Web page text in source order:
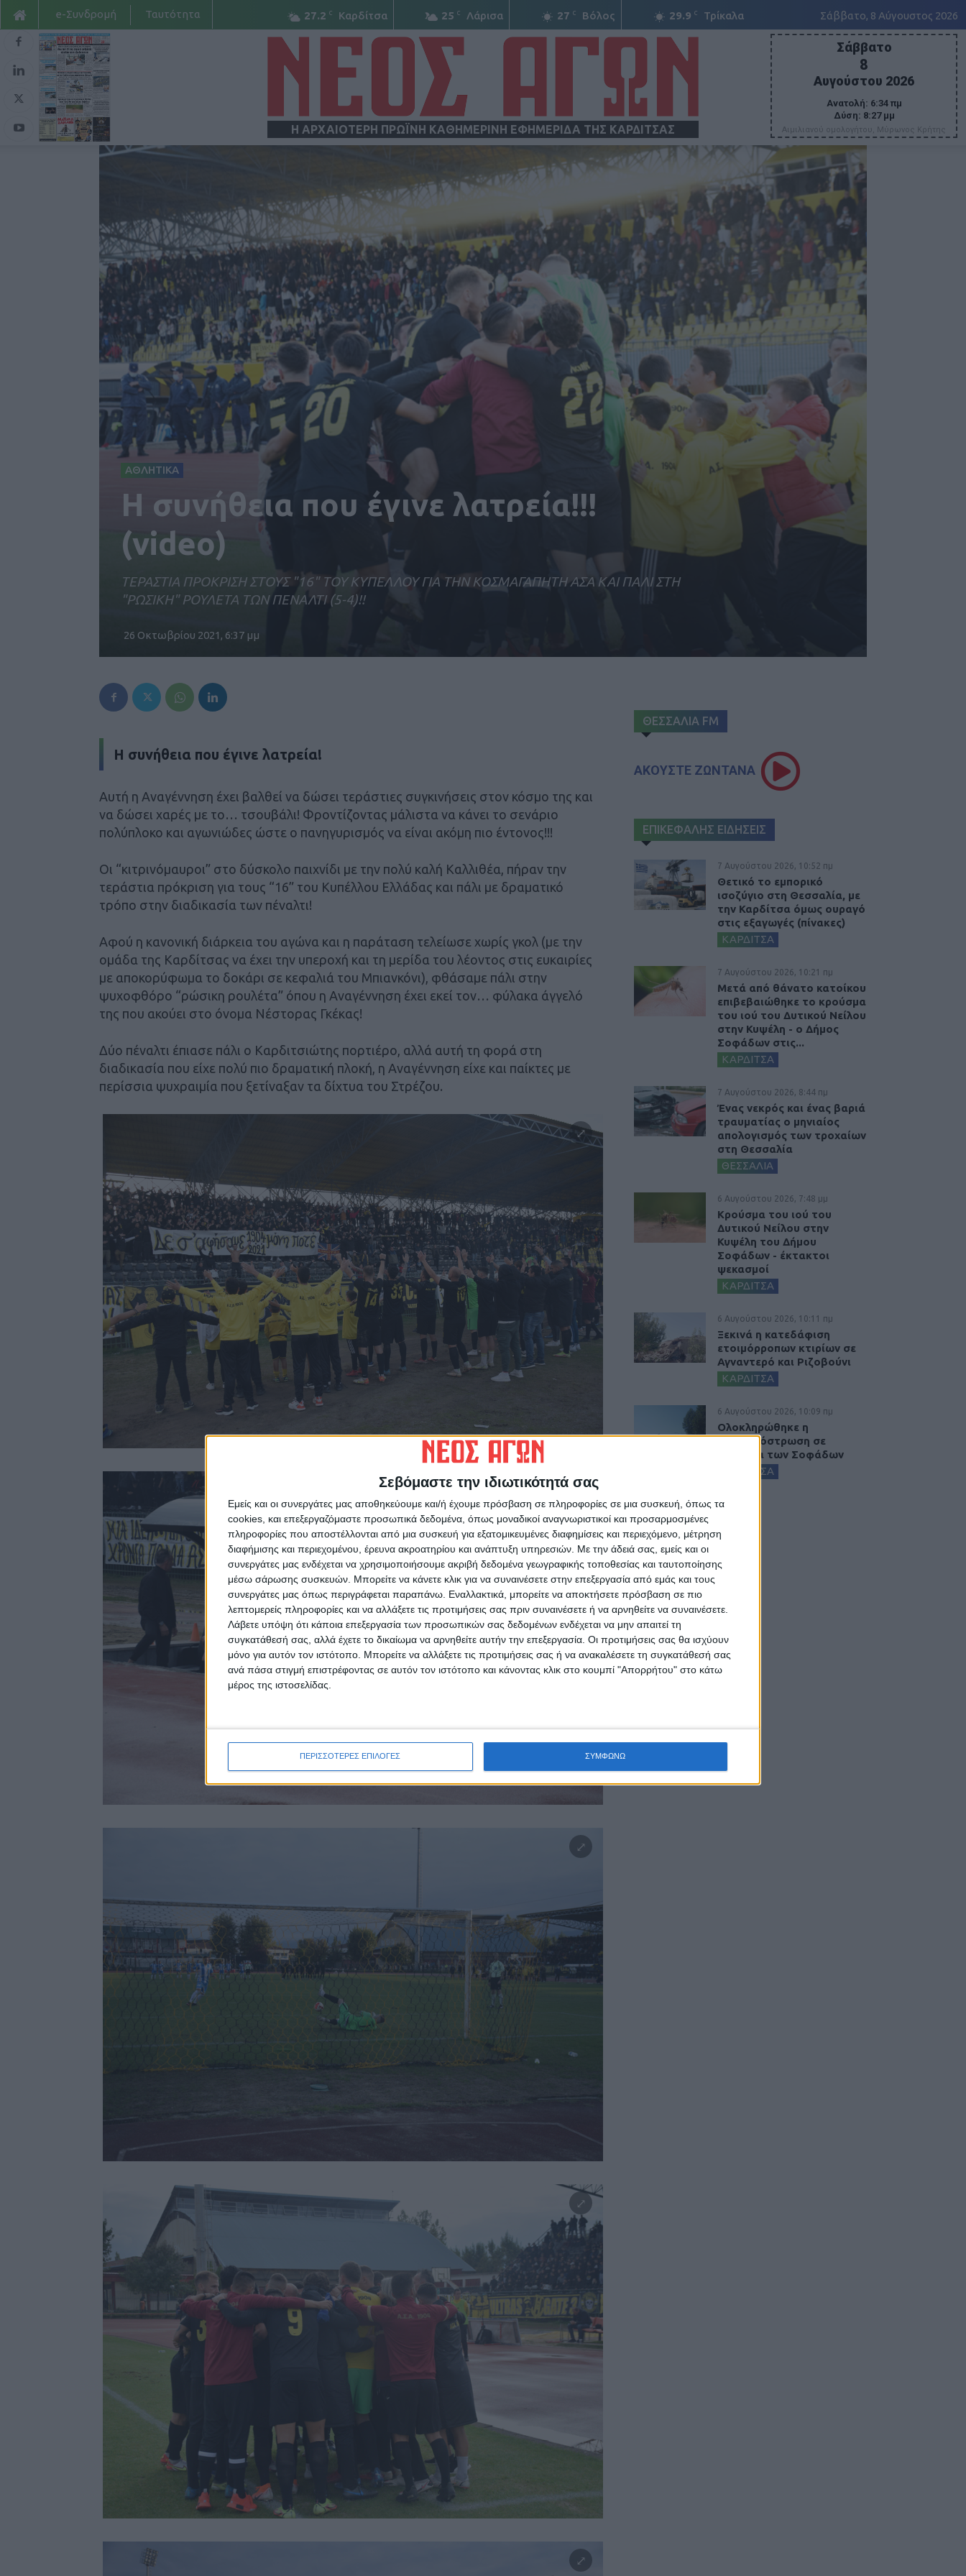
Σεβόμαστε την ιδιωτικότητά σας
Εμείς και οι συνεργάτες μας αποθηκεύουμε και/ή έχουμε πρόσβαση σε πληροφορίες σε μια συσκευή, όπως τα
cookies, και επεξεργαζόμαστε προσωπικά δεδομένα, όπως μοναδικοί αναγνωριστικοί και προσαρμοσμένες
πληροφορίες που αποστέλλονται από μια συσκευή για εξατομικευμένες διαφημίσεις και περιεχόμενο, μέτρηση
διαφήμισης και περιεχομένου, έρευνα ακροατηρίου και ανάπτυξη υπηρεσιών. Με την άδειά σας, εμείς και οι
συνεργάτες μας ενδέχεται να χρησιμοποιήσουμε ακριβή δεδομένα γεωγραφικής τοποθεσίας και ταυτοποίησης
μέσω σάρωσης συσκευών. Μπορείτε να κάνετε κλικ για να συναινέσετε στην επεξεργασία από εμάς και τους
συνεργάτες μας όπως περιγράφεται παραπάνω. Εναλλακτικά, μπορείτε να αποκτήσετε πρόσβαση σε πιο
λεπτομερείς πληροφορίες και να αλλάξετε τις προτιμήσεις σας πριν συναινέσετε ή να αρνηθείτε να συναινέσετε.
Λάβετε υπόψη ότι κάποια επεξεργασία των προσωπικών σας δεδομένων ενδέχεται να μην απαιτεί τη
συγκατάθεσή σας, αλλά έχετε το δικαίωμα να αρνηθείτε αυτήν την επεξεργασία. Οι προτιμήσεις σας θα ισχύουν
μόνο για αυτόν τον ιστότοπο. Μπορείτε να αλλάξετε τις προτιμήσεις σας ή να ανακαλέσετε τη συγκατάθεσή σας
ανά πάσα στιγμή επιστρέφοντας σε αυτόν τον ιστότοπο και κάνοντας κλικ στο κουμπί "Απορρήτου" στο κάτω
μέρος της ιστοσελίδας.
ΠΕΡΙΣΣΟΤΕΡΕΣ ΕΠΙΛΟΓΕΣ ΣΥΜΦΩΝΩ
27.2 C Καρδίτσα 25 C Λάρισα 27 C Βόλος 29.9 C Τρίκαλα Σάββατο, 8 Αύγουστος 2026
e-Συνδρομή Ταυτότητα
Η ΑΡΧΑΙΟΤΕΡΗ ΠΡΩΪΝΗ ΚΑΘΗΜΕΡΙΝΗ ΕΦΗΜΕΡΙΔΑ ΤΗΣ ΚΑΡΔΙΤΣΑΣ
ΝΕΟΣ
ΑΓΩΝ
Σάββατο
8
Αυγούστου 2026
Ανατολή: 6:34 πμ
Δύση: 8:27 μμ
Αιμιλιανού ομολογήτου, Μύρωνος Κρήτης
ΑΘΛΗΤΙΚΑ
Η συνήθεια που έγινε λατρεία!!!
(video)
ΤΕΡΑΣΤΙΑ ΠΡΟΚΡΙΣΗ ΣΤΟΥΣ "16" ΤΟΥ ΚΥΠΕΛΛΟΥ ΓΙΑ ΤΗΝ ΚΟΣΜΑΓΑΠΗΤΗ ΑΣΑ ΚΑΙ ΠΑΛΙ ΣΤΗ
"ΡΩΣΙΚΗ" ΡΟΥΛΕΤΑ ΤΩΝ ΠΕΝΑΛΤΙ (5-4)!!
26 Οκτωβρίου 2021, 6:37 μμ
Η συνήθεια που έγινε λατρεία!
Αυτή η Αναγέννηση έχει βαλθεί να δώσει τεράστιες συγκινήσεις στον κόσμο της και
να δώσει χαρές με το… τσουβάλι! Φροντίζοντας μάλιστα να κάνει το σενάριο
πολύπλοκο και αγωνιώδες ώστε ο πανηγυρισμός να είναι ακόμη πιο έντονος!!!
Οι “κιτρινόμαυροι” στο δύσκολο παιχνίδι με την πολύ καλή Καλλιθέα, πήραν την
τεράστια πρόκριση για τους “16” του Κυπέλλου Ελλάδας και πάλι με δραματικό
τρόπο στην διαδικασία των πέναλτι!
Αφού η κανονική διάρκεια του αγώνα και η παράταση τελείωσε χωρίς γκολ (με την
ομάδα της Καρδίτσας να έχει την υπεροχή και τη μερίδα του λέοντος στις ευκαιρίες
με αποκορύφωμα το δοκάρι σε κεφαλιά του Μπιανκόνι), φθάσαμε πάλι στην
ψυχοφθόρο “ρώσικη ρουλέτα” όπου η Αναγέννηση έχει εκεί τον… φύλακα άγγελό
της που ακούει στο όνομα Νέστορας Γκέκας!
Δύο πέναλτι έπιασε πάλι ο Καρδιτσιώτης πορτιέρο, αλλά αυτή τη φορά στη
διαδικασία που είχε πολύ πιο δραματική πλοκή, η Αναγέννηση είχε και παίκτες με
περίσσια ψυχραιμία που ξετίναξαν τα δίχτυα του Στρέζου.
ΘΕΣΣΑΛΙΑ FM
ΑΚΟΥΣΤΕ ΖΩΝΤΑΝΑ
ΕΠΙΚΕΦΑΛΗΣ ΕΙΔΗΣΕΙΣ
7 Αυγούστου 2026, 10:52 πμ
Θετικό το εμπορικό
ισοζύγιο στη Θεσσαλία, με
την Καρδίτσα όμως ουραγό
στις εξαγωγές (πίνακες)
ΚΑΡΔΙΤΣΑ
7 Αυγούστου 2026, 10:21 πμ
Μετά από θάνατο κατοίκου
επιβεβαιώθηκε το κρούσμα
του ιού του Δυτικού Νείλου
στην Κυψέλη - ο Δήμος
Σοφάδων στις...
ΚΑΡΔΙΤΣΑ
7 Αυγούστου 2026, 8:44 πμ
Ένας νεκρός και ένας βαριά
τραυματίας ο μηνιαίος
απολογισμός των τροχαίων
στη Θεσσαλία
ΘΕΣΣΑΛΙΑ
6 Αυγούστου 2026, 7:48 μμ
Κρούσμα του ιού του
Δυτικού Νείλου στην
Κυψέλη του Δήμου
Σοφάδων - έκτακτοι
ψεκασμοί
ΚΑΡΔΙΤΣΑ
6 Αυγούστου 2026, 10:11 πμ
Ξεκινά η κατεδάφιση
ετοιμόρροπων κτιρίων σε
Αγναντερό και Ριζοβούνι
ΚΑΡΔΙΤΣΑ
6 Αυγούστου 2026, 10:09 πμ
Ολοκληρώθηκε η
ασφαλτόστρωση σε
τμήματα των Σοφάδων
ΚΑΡΔΙΤΣΑ